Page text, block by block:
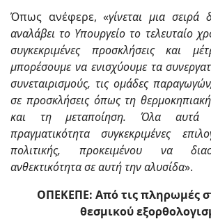
Όπως ανέφερε, «γίνεται μια
αναλάβει το Υπουργείο το τελευταίο
συγκεκριμένες προσκλήσεις και
μπορέσουμε να ενισχύουμε τα
συνεταιρισμούς, τις ομάδες
σε προσκλήσεις όπως τη
και τη μεταποίηση. Όλα αυτά
πραγματικότητα συγκεκριμένες
πολιτικής, προκειμένου να
ανθεκτικότητα σε αυτή την αλυσίδα».
ΟΠΕΚΕΠΕ: Από τις πληρωμές
θεσμικού